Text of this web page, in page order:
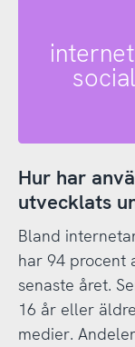
Hur har
utvecklats
Bland
har 94 procent
senaste året.
16 år eller
medier.